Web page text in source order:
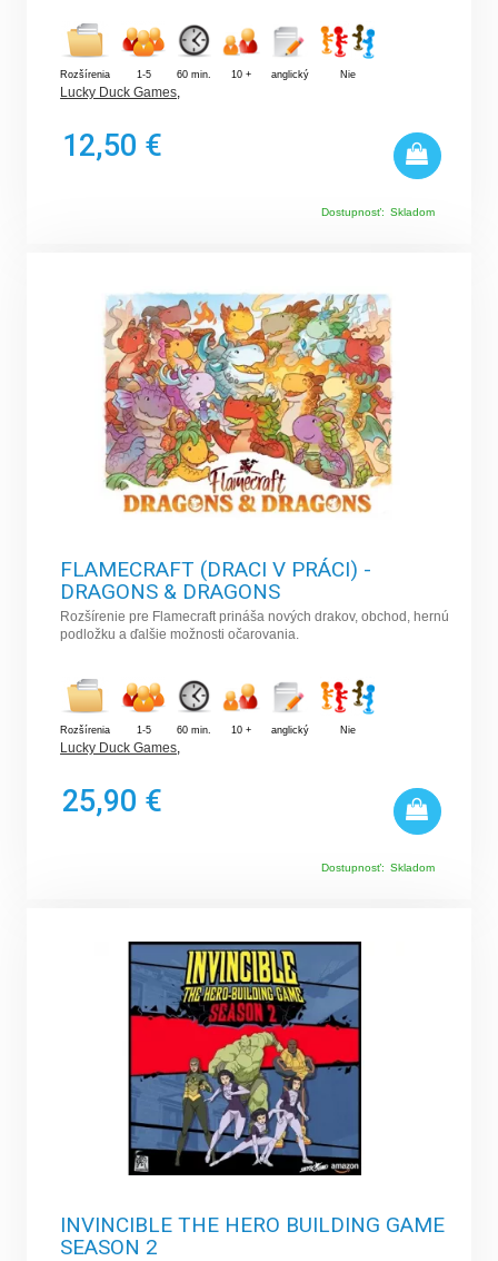
Rozšírenia 1-5 60 min. 10 + anglický Nie
Lucky Duck Games
12,50 €
Dostupnosť: Skladom
FLAMECRAFT (DRACI V PRÁCI) -
DRAGONS & DRAGONS
Rozšírenie pre Flamecraft prináša nových drakov, obchod, hernú
podložku a ďalšie možnosti očarovania.
Rozšírenia 1-5 60 min. 10 + anglický Nie
Lucky Duck Games
25,90 €
Dostupnosť: Skladom
INVINCIBLE THE HERO BUILDING GAME
SEASON 2